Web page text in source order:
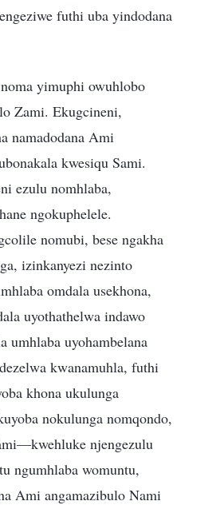
futhi uba yindodana
yimuphi owuhlobo
Zami. Ekugcineni,
namadodana Ami
kwesiqu Sami.
ezulu nomhlaba,
ngokuphelele.
nomubi, bese ngakha
izinkanyezi nezinto
omdala usekhona,
uyothathelwa indawo
umhlaba uyohambelana
kwanamuhla, futhi
khona ukulunga
nokulunga nomqondo,
njengezulu
ngumhlaba womuntu,
Ami angamazibulo Nami